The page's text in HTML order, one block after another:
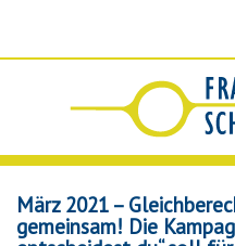
uns
Unser
Angebot
März 2021 –
gemeinsam! Die